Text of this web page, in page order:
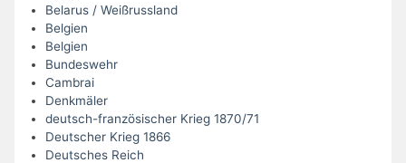
Belarus / Weißrussland
Belgien
Belgien
Bundeswehr
Cambrai
Denkmäler
deutsch-französischer Krieg 1870/71
Deutscher Krieg 1866
Deutsches Reich